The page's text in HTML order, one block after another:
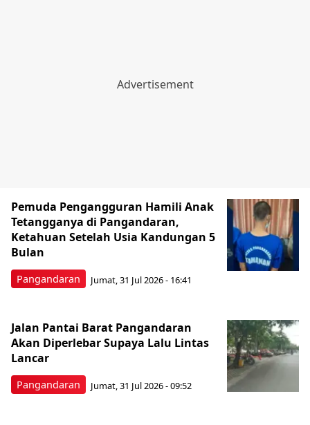
Pangandaran
Pemuda Pengangguran Hamili Anak
Tetangganya di Pangandaran,
Ketahuan Setelah Usia Kandungan 5
Bulan
Jumat, 31 Jul 2026 - 16:41
Pangandaran
Jalan Pantai Barat Pangandaran
Akan Diperlebar Supaya Lalu Lintas
Lancar
Jumat, 31 Jul 2026 - 09:52